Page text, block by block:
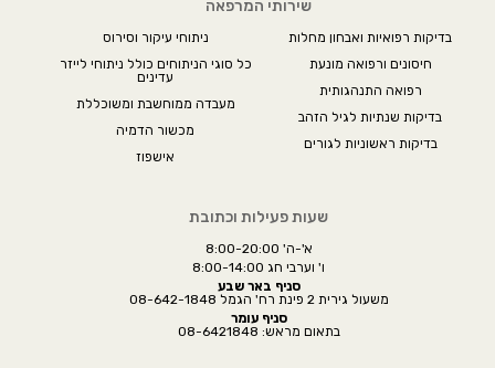
שירותי המרפאה
בדיקות רפואיות ואבחון מחלות
חיסונים ורפואה מונעת
רפואה התנהגותית
בדיקות שנתיות לגיל הזהב
בדיקות ראשוניות לגורים
ניתוחי עיקור וסירוס
כל סוגי הניתוחים כולל ניתוחי לייזר
עדינים
מעבדה ממוחשבת ומשוכללת
מכשור הדמיה
אישפוז
שעות פעילות וכתובת
א'-ה' 8:00-20:00
ו' וערבי חג 8:00-14:00
סניף באר שבע
משעול גירית 2 פינת רח' הגמל 08-642-1848
סניף עומר
בתאום מראש: 08-6421848